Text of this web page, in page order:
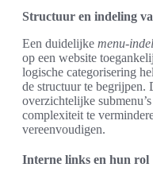
Structuur en indeling
Een duidelijke menu-
op een website
logische categorisering
de structuur te begrijpen.
overzichtelijke
complexiteit te
vereenvoudigen.
Interne links en hun rol